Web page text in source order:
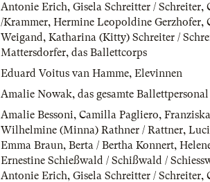
Antonie Erich, Gisela Schreitter / Schreiter,
/Krammer, Hermine Leopoldine Gerzhofer,
Weigand, Katharina (Kitty) Schreiter /
Mattersdorfer, das Ballettcorps
Eduard Voitus van Hamme, Elevinnen
Amalie Nowak, das gesamte Ballettpersonal
Amalie Bessoni, Camilla Pagliero,
Wilhelmine (Minna) Rathner / Rattner,
Emma Braun, Berta / Bertha Konnert,
Ernestine Schießwald / Schißwald /
Antonie Erich, Gisela Schreitter / Schreiter,